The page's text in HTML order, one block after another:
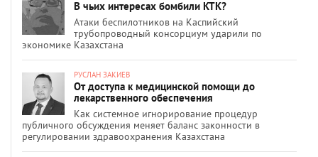
В чьих интересах бомбили КТК?
Атаки беспилотников на Каспийский
трубопроводный консорциум ударили по
экономике Казахстана
РУСЛАН ЗАКИЕВ
От доступа к медицинской помощи до
лекарственного обеспечения
Как системное игнорирование процедур
публичного обсуждения меняет баланс законности в
регулировании здравоохранения Казахстана